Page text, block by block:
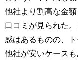
他社より割高な金
口コミが見られた
感はあるものの、
他社が安いケースも